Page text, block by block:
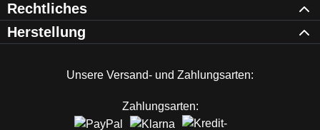
Rechtliches
Herstellung
Unsere Versand- und Zahlungsarten:
Zahlungsarten: